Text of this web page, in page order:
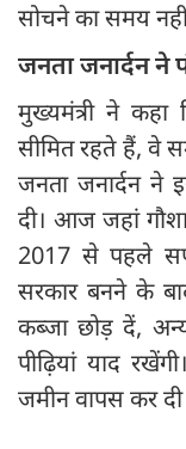
सोचने का समय
जनता जनार्दन
मुख्यमंत्री ने
सीमित रहते हैं, वे
जनता जनार्दन ने
दी। आज जहां
2017 से पहले
सरकार बनने के
कब्जा छोड़ दें,
पीढ़ियां याद
जमीन वापस कर